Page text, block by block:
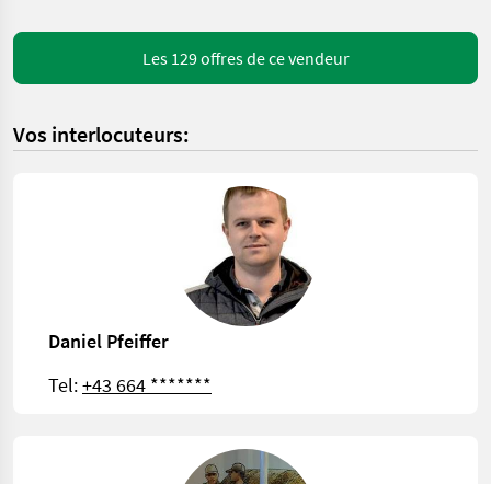
Les 129 offres de ce vendeur
Vos interlocuteurs:
Daniel Pfeiffer
Tel:+43 664 *******